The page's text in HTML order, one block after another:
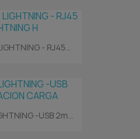
- RJ45...
-USB 2m...